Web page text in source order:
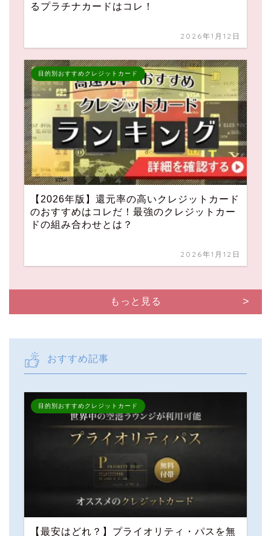
るプラチナカードはコレ！
2026年1月12日
目的別おすすめクレジットカード
【2026年版】還元率の高いクレジットカード
のおすすめはコレだ！最強のクレジットカー
ドの組み合わせとは？
2026年1月12日
もっと見る
おすすめ記事
目的別おすすめクレジットカード
【最安はどれ？】プライオリティ・パスを無